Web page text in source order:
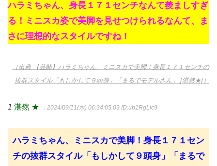
ハラミちゃん、身長１７１センチなんて羨ましすぎ
る！ミニスカ姿で美脚を見せつけられるなんて、ま
さに理想的なスタイルですね！
（出典 【芸能】ハラミちゃん、ミニスカで美脚！身長１７１センチの
抜群スタイル「もしかして９頭身」「まるでモデルさん」 [湛然★]）
1 湛然 ★ ：2024/09/11(水) 06:34:05.03 ID:ub1RgLic9
ハラミちゃん、ミニスカで美脚！身長１７１セン
チの抜群スタイル「もしかして９頭身」「まるで